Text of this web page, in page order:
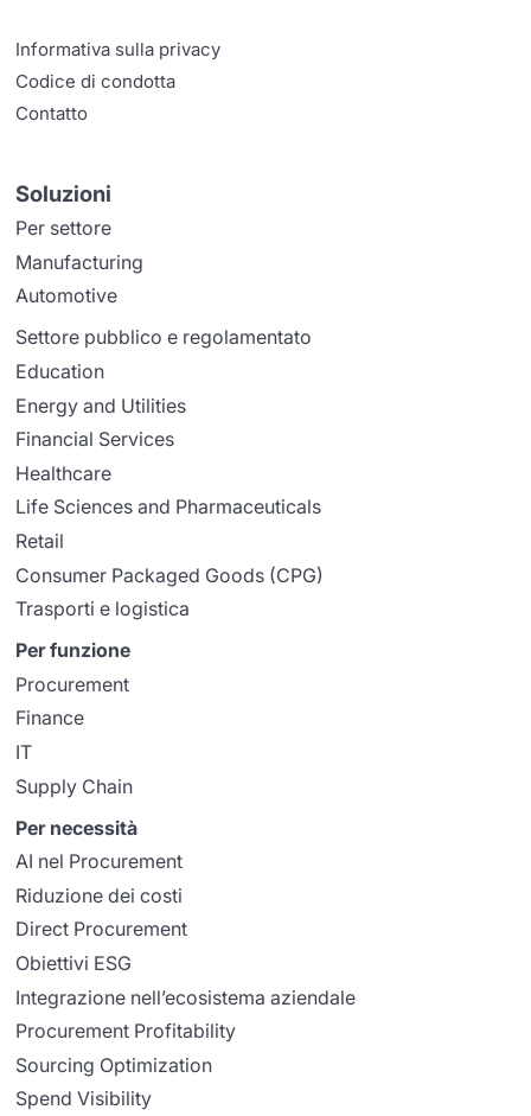
Informativa sulla privacy
Codice di condotta
Contatto
Soluzioni
Per settore
Manufacturing
Automotive
Settore pubblico e regolamentato
Education
Energy and Utilities
Financial Services
Healthcare
Life Sciences and Pharmaceuticals
Retail
Consumer Packaged Goods (CPG)
Trasporti e logistica
Per funzione
Procurement
Finance
IT
Supply Chain
Per necessità
AI nel Procurement
Riduzione dei costi
Direct Procurement
Obiettivi ESG
Integrazione nell’ecosistema aziendale
Procurement Profitability
Sourcing Optimization
Spend Visibility